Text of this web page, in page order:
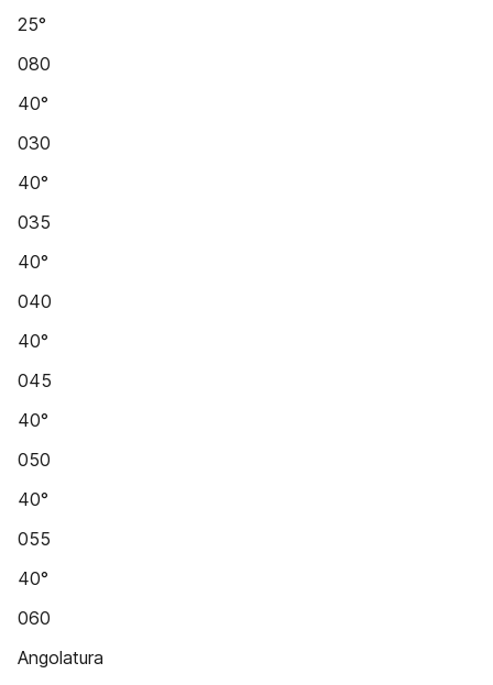
25°
080
40°
030
40°
035
40°
040
40°
045
40°
050
40°
055
40°
060
Angolatura